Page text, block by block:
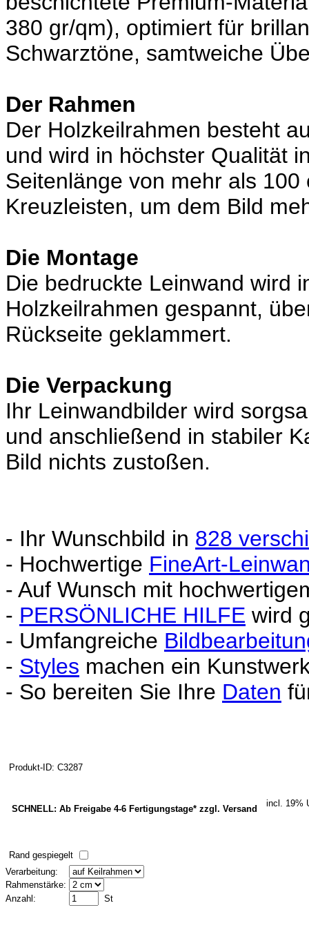
380 gr/qm), optimiert für
Schwarztöne, samtweiche
Der Rahmen
Der Holzkeilrahmen besteht
und wird in höchster Qualität
Seitenlänge von mehr als
Kreuzleisten, um dem Bild
Die Montage
Die bedruckte Leinwand wird
Holzkeilrahmen gespannt,
Rückseite geklammert.
Die Verpackung
Ihr Leinwandbilder wird
und anschließend in stabiler
Bild nichts zustoßen.
- Ihr Wunschbild in 828
- Hochwertige FineArt-
- Auf Wunsch mit
- PERSÖNLICHE HILFE wird
- Umfangreiche
- Styles machen ein
- So bereiten Sie Ihre Daten
Produkt-ID: C3287
incl. 19%
SCHNELL: Ab Freigabe 4-6 Fertigungstage* zzgl. Versand
Rand gespiegelt
Verarbeitung:
Rahmenstärke:
Anzahl:
St